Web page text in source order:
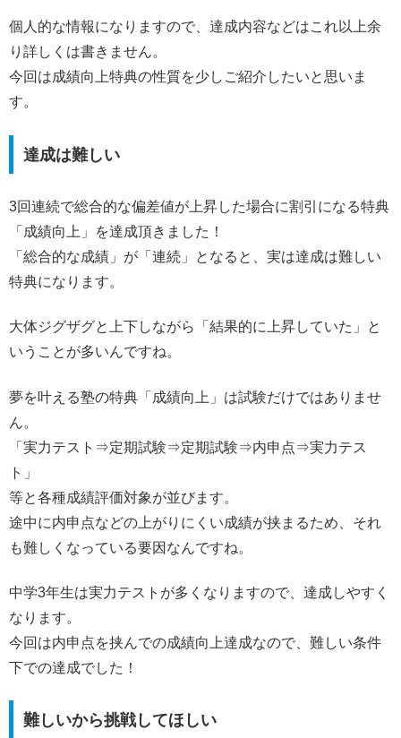
個人的な情報になりますので、達成内容などはこれ以上余
り詳しくは書きません。
今回は成績向上特典の性質を少しご紹介したいと思いま
す。
達成は難しい
3回連続で総合的な偏差値が上昇した場合に割引になる特典
「成績向上」を達成頂きました！
「総合的な成績」が「連続」となると、実は達成は難しい
特典になります。
大体ジグザグと上下しながら「結果的に上昇していた」と
いうことが多いんですね。
夢を叶える塾の特典「成績向上」は試験だけではありませ
ん。
「実力テスト⇒定期試験⇒定期試験⇒内申点⇒実力テス
ト」
等と各種成績評価対象が並びます。
途中に内申点などの上がりにくい成績が挟まるため、それ
も難しくなっている要因なんですね。
中学3年生は実力テストが多くなりますので、達成しやすく
なります。
今回は内申点を挟んでの成績向上達成なので、難しい条件
下での達成でした！
難しいから挑戦してほしい